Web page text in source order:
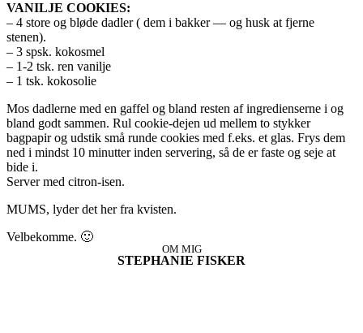
VANILJE COOKIES:
– 4 store og bløde dadler ( dem i bakker — og husk at fjerne
stenen).
– 3 spsk. kokosmel
– 1-2 tsk. ren vanilje
– 1 tsk. kokosolie
Mos dadlerne med en gaffel og bland resten af ingredienserne i og
bland godt sammen. Rul cookie-dejen ud mellem to stykker
bagpapir og udstik små runde cookies med f.eks. et glas. Frys dem
ned i mindst 10 minutter inden servering, så de er faste og seje at
bide i.
Server med citron-isen.
MUMS, lyder det her fra kvisten.
Velbekomme. 🙂
OM MIG
STEPHANIE FISKER